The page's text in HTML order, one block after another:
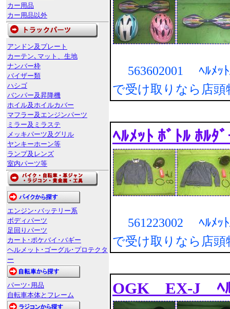
カー用品
カー用品以外
アンドン及プレート
カーテン､マット、生地
ナンバー枠
バイザー類
ハシゴ
バンパー及昇降機
ホイル及ホイルカバー
マフラー及エンジンパーツ
ミラー及ミラステ
メッキパーツ及グリル
ヤンキーホーン等
ランプ及レンズ
室内パーツ等
エンジン･バッテリー系
ボディパーツ
足回りパーツ
カート･ポケバイ･バギー
ヘルメット･ゴーグル･プロテクタ
ー
パーツ･用品
自転車本体とフレーム
563602001 ﾍﾙﾒｯﾄ
で受け取りなら店頭
ﾍﾙﾒｯﾄ ﾎﾞﾄﾙ ﾎﾙﾀ
561223002 ﾍﾙﾒｯﾄ
で受け取りなら店頭
OGK EX-J ﾍﾙ